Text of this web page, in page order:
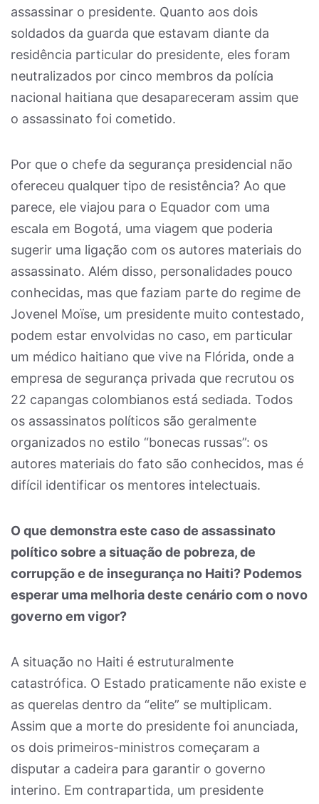
assassinar o presidente. Quanto aos dois
soldados da guarda que estavam diante da
residência particular do presidente, eles foram
neutralizados por cinco membros da polícia
nacional haitiana que desapareceram assim que
o assassinato foi cometido.
Por que o chefe da segurança presidencial não
ofereceu qualquer tipo de resistência? Ao que
parece, ele viajou para o Equador com uma
escala em Bogotá, uma viagem que poderia
sugerir uma ligação com os autores materiais do
assassinato. Além disso, personalidades pouco
conhecidas, mas que faziam parte do regime de
Jovenel Moïse, um presidente muito contestado,
podem estar envolvidas no caso, em particular
um médico haitiano que vive na Flórida, onde a
empresa de segurança privada que recrutou os
22 capangas colombianos está sediada. Todos
os assassinatos políticos são geralmente
organizados no estilo “bonecas russas”: os
autores materiais do fato são conhecidos, mas é
difícil identificar os mentores intelectuais.
O que demonstra este caso de assassinato
político sobre a situação de pobreza, de
corrupção e de insegurança no Haiti? Podemos
esperar uma melhoria deste cenário com o novo
governo em vigor?
A situação no Haiti é estruturalmente
catastrófica. O Estado praticamente não existe e
as querelas dentro da “elite” se multiplicam.
Assim que a morte do presidente foi anunciada,
os dois primeiros-ministros começaram a
disputar a cadeira para garantir o governo
interino. Em contrapartida, um presidente